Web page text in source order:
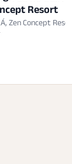
Resort
Zen Concept Resort